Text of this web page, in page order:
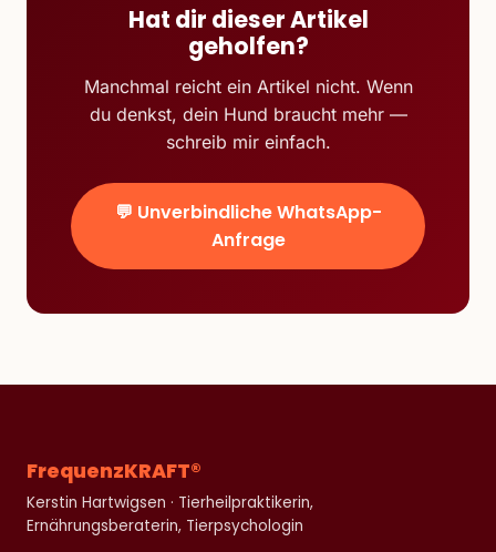
Hat dir dieser Artikel
geholfen?
Manchmal reicht ein Artikel nicht. Wenn
du denkst, dein Hund braucht mehr —
schreib mir einfach.
💬 Unverbindliche WhatsApp-
Anfrage
FrequenzKRAFT®
Kerstin Hartwigsen · Tierheilpraktikerin,
Ernährungsberaterin, Tierpsychologin